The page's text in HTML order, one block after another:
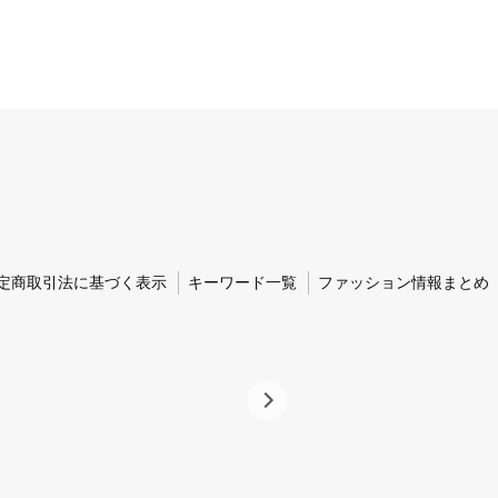
商取引法に基づく表示 キーワード一覧 ファッション情報まとめ